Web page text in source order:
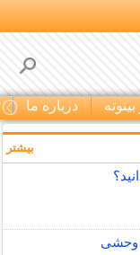
درباره ما
وحشی
بیشتر